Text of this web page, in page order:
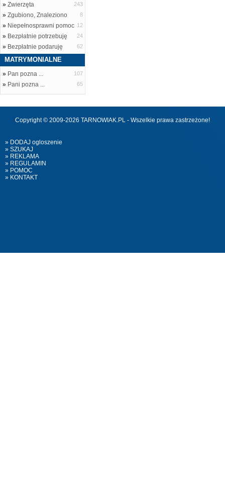
» Zwierzęta 243
» Zgubiono, Znaleziono 8
» Niepełnosprawni pomoc 12
» Bezpłatnie potrzebuję 24
» Bezpłatnie podaruję 62
MATRYMONIALNE
» Pan pozna ... 107
» Pani pozna ... 65
Copyright © 2009-2026 TARNOWIAK.PL - Wszelkie prawa zastrzeżone!
» DODAJ ogloszenie
» SZUKAJ
» REKLAMA
» REGULAMIN
» POMOC
» KONTAKT